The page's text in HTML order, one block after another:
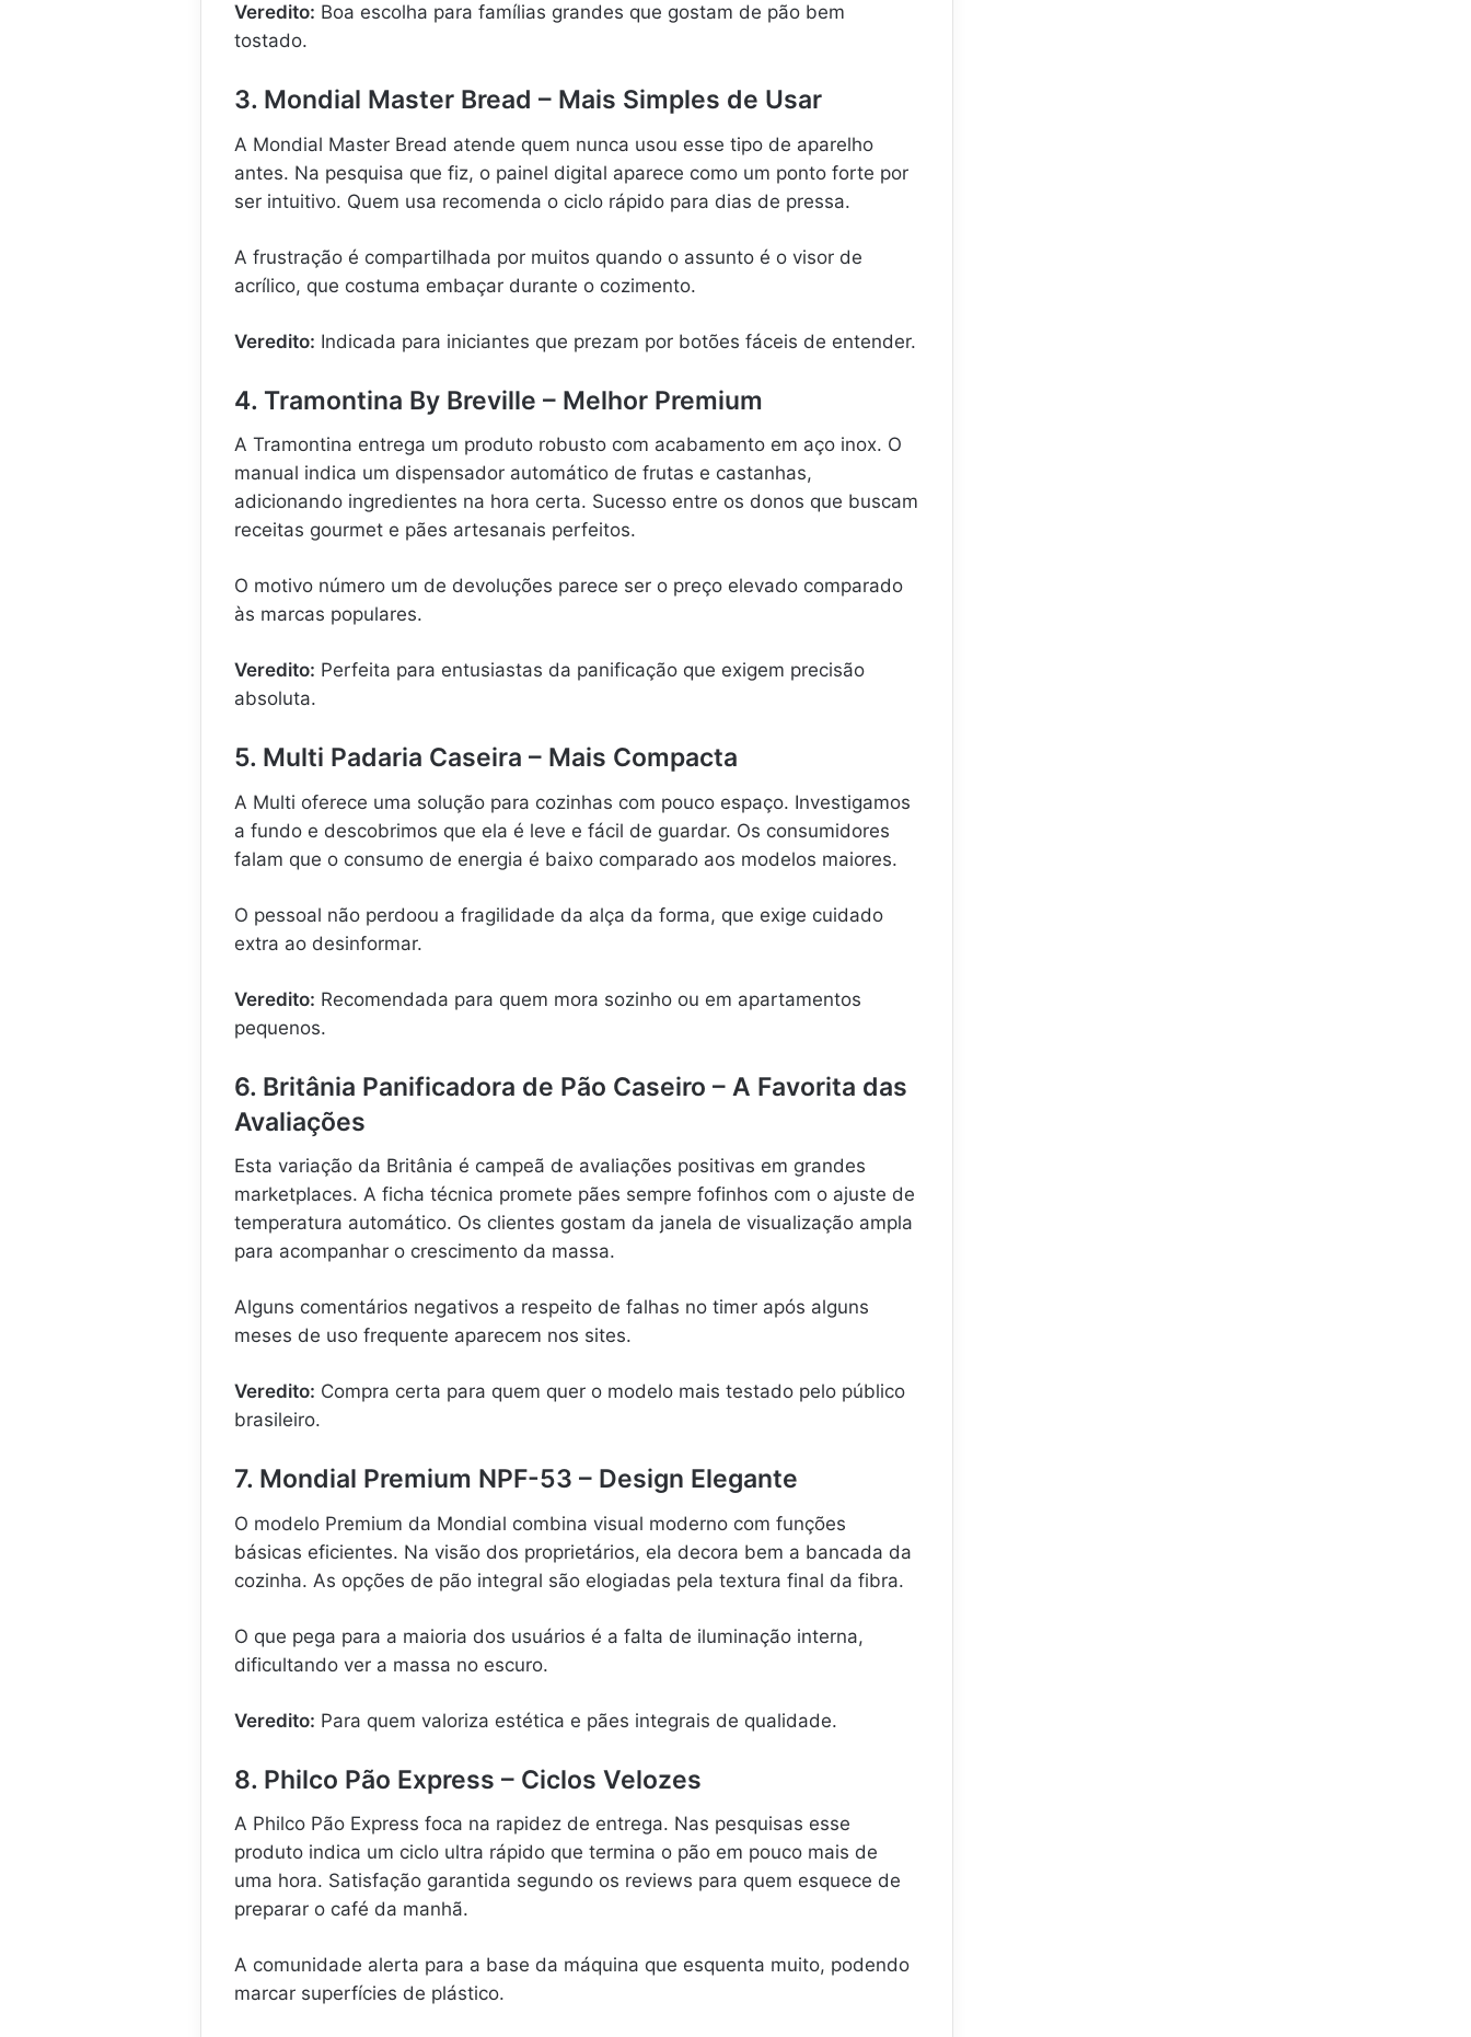
Veredito: Boa escolha para famílias grandes que gostam de pão bem
tostado.
3. Mondial Master Bread – Mais Simples de Usar
A Mondial Master Bread atende quem nunca usou esse tipo de aparelho
antes. Na pesquisa que fiz, o painel digital aparece como um ponto forte por
ser intuitivo. Quem usa recomenda o ciclo rápido para dias de pressa.
A frustração é compartilhada por muitos quando o assunto é o visor de
acrílico, que costuma embaçar durante o cozimento.
Veredito: Indicada para iniciantes que prezam por botões fáceis de entender.
4. Tramontina By Breville – Melhor Premium
A Tramontina entrega um produto robusto com acabamento em aço inox. O
manual indica um dispensador automático de frutas e castanhas,
adicionando ingredientes na hora certa. Sucesso entre os donos que buscam
receitas gourmet e pães artesanais perfeitos.
O motivo número um de devoluções parece ser o preço elevado comparado
às marcas populares.
Veredito: Perfeita para entusiastas da panificação que exigem precisão
absoluta.
5. Multi Padaria Caseira – Mais Compacta
A Multi oferece uma solução para cozinhas com pouco espaço. Investigamos
a fundo e descobrimos que ela é leve e fácil de guardar. Os consumidores
falam que o consumo de energia é baixo comparado aos modelos maiores.
O pessoal não perdoou a fragilidade da alça da forma, que exige cuidado
extra ao desinformar.
Veredito: Recomendada para quem mora sozinho ou em apartamentos
pequenos.
6. Britânia Panificadora de Pão Caseiro – A Favorita das
Avaliações
Esta variação da Britânia é campeã de avaliações positivas em grandes
marketplaces. A ficha técnica promete pães sempre fofinhos com o ajuste de
temperatura automático. Os clientes gostam da janela de visualização ampla
para acompanhar o crescimento da massa.
Alguns comentários negativos a respeito de falhas no timer após alguns
meses de uso frequente aparecem nos sites.
Veredito: Compra certa para quem quer o modelo mais testado pelo público
brasileiro.
7. Mondial Premium NPF-53 – Design Elegante
O modelo Premium da Mondial combina visual moderno com funções
básicas eficientes. Na visão dos proprietários, ela decora bem a bancada da
cozinha. As opções de pão integral são elogiadas pela textura final da fibra.
O que pega para a maioria dos usuários é a falta de iluminação interna,
dificultando ver a massa no escuro.
Veredito: Para quem valoriza estética e pães integrais de qualidade.
8. Philco Pão Express – Ciclos Velozes
A Philco Pão Express foca na rapidez de entrega. Nas pesquisas esse
produto indica um ciclo ultra rápido que termina o pão em pouco mais de
uma hora. Satisfação garantida segundo os reviews para quem esquece de
preparar o café da manhã.
A comunidade alerta para a base da máquina que esquenta muito, podendo
marcar superfícies de plástico.